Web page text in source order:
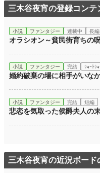
三木谷夜宵の登録コンテ
小説 ファンタジー 連載中 長編
オラシオン～貧民街育ちの
小説 ファンタジー 完結 ｼｮｰﾄｼ
婚約破棄の場に相手がいな
小説 ファンタジー 完結 短編
悲恋を気取った侯爵夫人の
三木谷夜宵の近況ボード